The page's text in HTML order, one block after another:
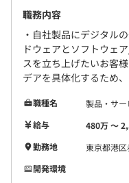
職務内容
・自社製品にデジタル
ドウェアとソフトウェ
スを立ち上げたいお客
デアを具体化するため
職種名
製品・サー
給与
480万 〜
勤務地
東京都港区
開発環境